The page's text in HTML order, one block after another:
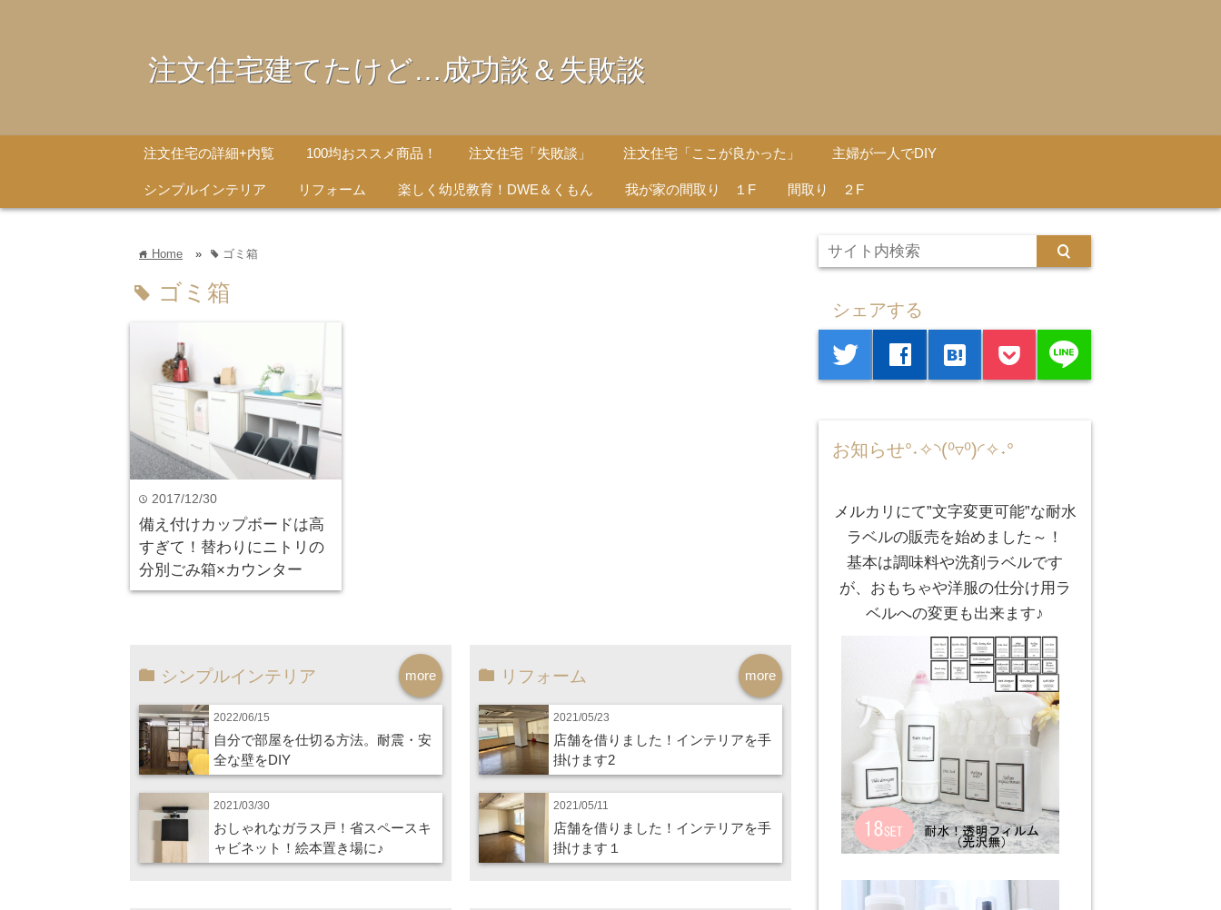
注文住宅建てたけど…成功談＆失敗談
注文住宅の詳細+内覧 100均おススメ商品！ 注文住宅「失敗談」 注文住宅「ここが良かった」 主婦が一人でDIY
シンプルインテリア リフォーム 楽しく幼児教育！DWE＆くもん 我が家の間取り １F 間取り ２F
home Home » tag ゴミ箱
tag ゴミ箱
time 2017/12/30
備え付けカップボードは高
すぎて！替わりにニトリの
分別ごみ箱×カウンター
more
シンプルインテリア
2022/06/15
自分で部屋を仕切る方法。耐震・安
全な壁をDIY
2021/03/30
おしゃれなガラス戸！省スペースキ
ャビネット！絵本置き場に♪
more
リフォーム
2021/05/23
店舗を借りました！インテリアを手
掛けます2
2021/05/11
店舗を借りました！インテリアを手
掛けます１
シェアする
twitter facebook hatenabookmark line
お知らせ°˖✧◝(⁰▿⁰)◜✧˖°
メルカリにて”文字変更可能”な耐水
ラベルの販売を始めました～！
基本は調味料や洗剤ラベルです
が、おもちゃや洋服の仕分け用ラ
ベルへの変更も出来ます♪